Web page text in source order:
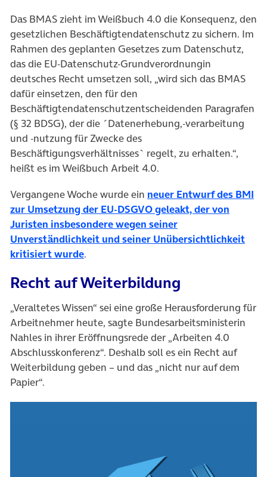
Das BMAS zieht im Weißbuch 4.0 die Konsequenz, den
gesetzlichen Beschäftigtendatenschutz zu sichern. Im
Rahmen des geplanten Gesetzes zum Datenschutz,
das die EU-Datenschutz-Grundverordnungin
deutsches Recht umsetzen soll, „wird sich das BMAS
dafür einsetzen, den für den
Beschäftigtendatenschutzentscheidenden Paragrafen
(§ 32 BDSG), der die ´Datenerhebung,-verarbeitung
und -nutzung für Zwecke des
Beschäftigungsverhältnisses` regelt, zu erhalten.“,
heißt es im Weißbuch Arbeit 4.0.
Vergangene Woche wurde ein neuer Entwurf des BMI
zur Umsetzung der EU-DSGVO geleakt, der von
Juristen insbesondere wegen seiner
Unverständlichkeit und seiner Unübersichtlichkeit
kritisiert wurde(öffnet in neuem Tab)
.
Recht auf Weiterbildung
„Veraltetes Wissen“ sei eine große Herausforderung für
Arbeitnehmer heute, sagte Bundesarbeitsministerin
Nahles in ihrer Eröffnungsrede der „Arbeiten 4.0
Abschlusskonferenz“. Deshalb soll es ein Recht auf
Weiterbildung geben – und das „nicht nur auf dem
Papier“.